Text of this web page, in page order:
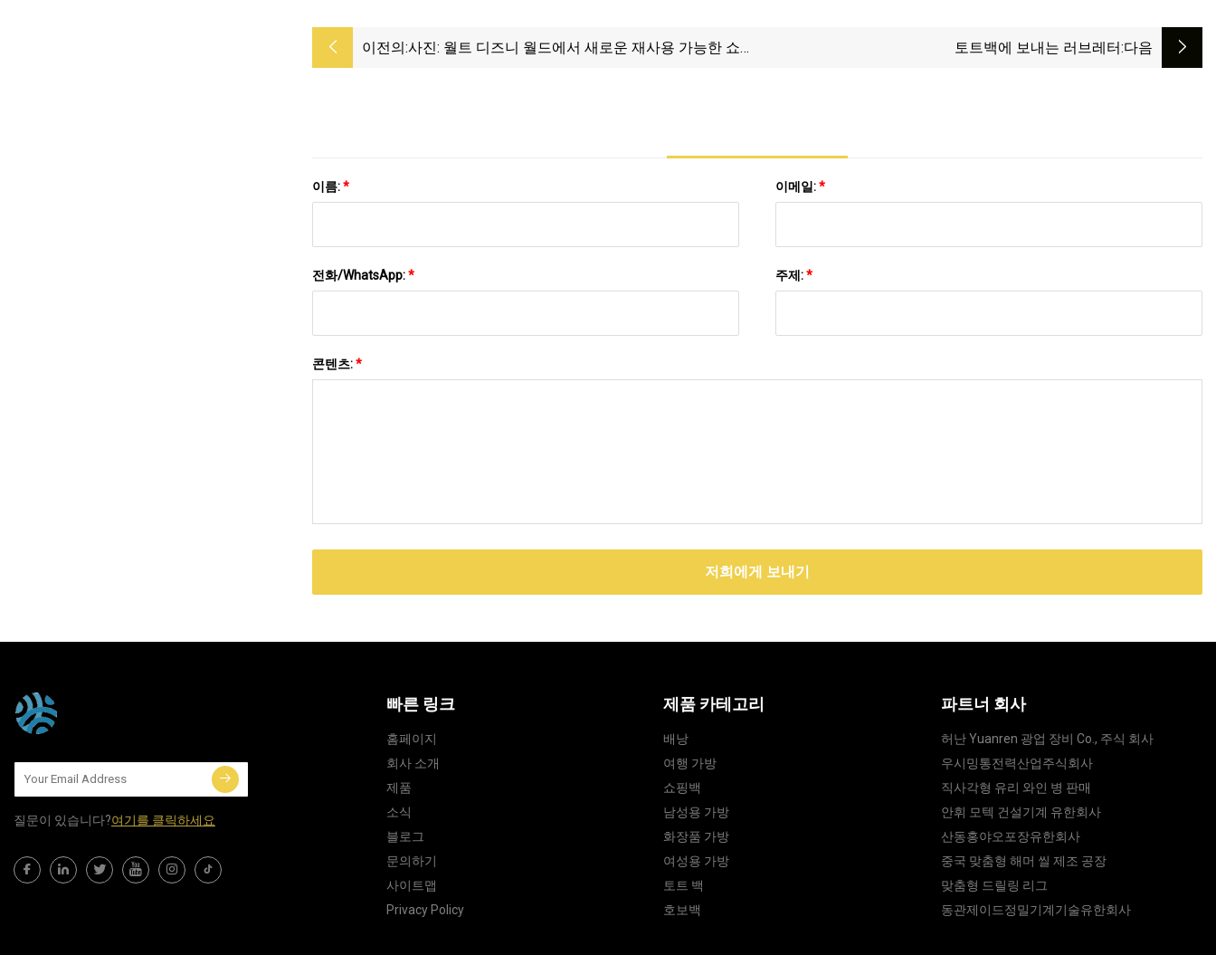
이전의:사진: 월트 디즈니 월드에서 새로운 재사용 가능한 쇼핑
토트백에 보내는 러브레터:다음
이름:* 이메일:*
전화/WhatsApp:* 주제:*
콘텐츠:*
저희에게 보내기
질문이 있습니다?여기를 클릭하세요
빠른 링크
홈페이지
회사 소개
제품
소식
블로그
문의하기
사이트맵
Privacy Policy
제품 카테고리
배낭
여행 가방
쇼핑백
남성용 가방
화장품 가방
여성용 가방
토트 백
호보백
파트너 회사
허난 Yuanren 광업 장비 Co., 주식 회사
우시밍통전력산업주식회사
직사각형 유리 와인 병 판매
안휘 모텍 건설기계 유한회사
산동홍야오포장유한회사
중국 맞춤형 해머 씰 제조 공장
맞춤형 드릴링 리그
동관제이드정밀기계기술유한회사